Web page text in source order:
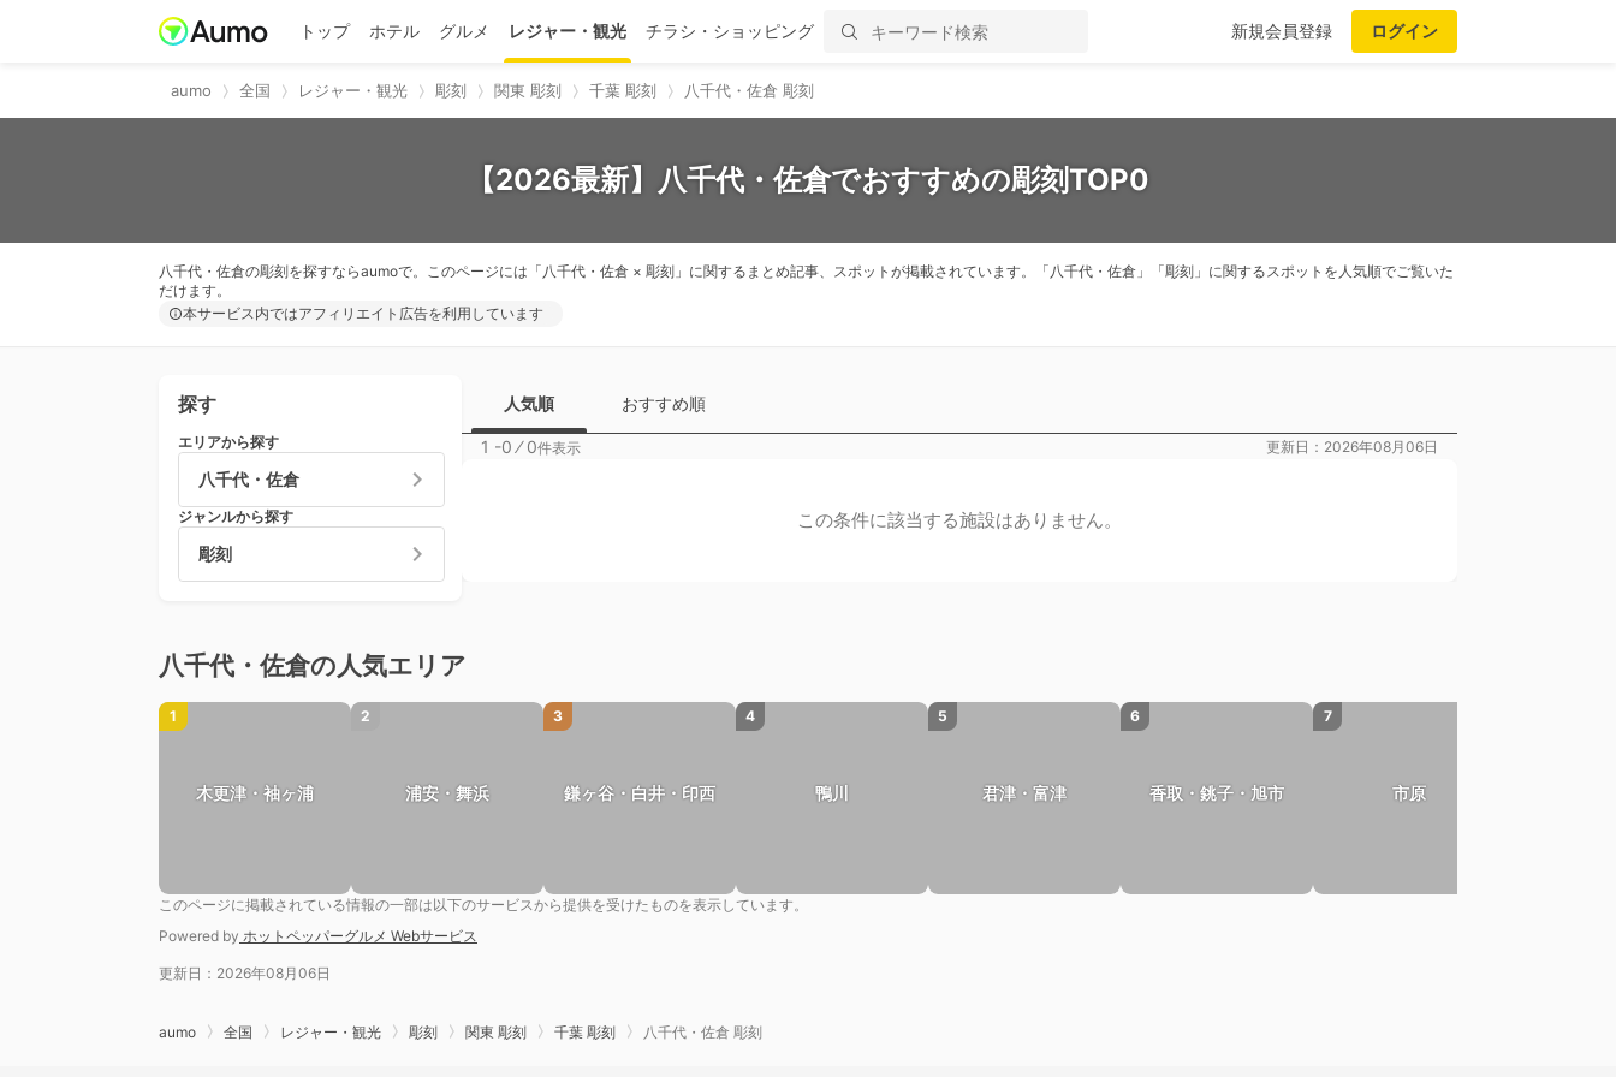
トップ ホテル グルメ レジャー・観光 チラシ・ショッピング 新規会員登録 ログイン
aumo 全国 レジャー・観光 彫刻 関東 彫刻 千葉 彫刻 八千代・佐倉 彫刻
【2026最新】八千代・佐倉でおすすめの彫刻TOP0
八千代・佐倉の彫刻を探すならaumoで。このページには「八千代・佐倉 × 彫刻」に関するまとめ記事、スポットが掲載されています。「八千代・佐倉」「彫刻」に関するスポットを人気順でご覧いた
だけます。
本サービス内ではアフィリエイト広告を利用しています
探す
エリアから探す
八千代・佐倉
ジャンルから探す
彫刻
人気順 おすすめ順
1 -0 ⁄0件表示 更新日：2026年08月06日
この条件に該当する施設はありません。
八千代・佐倉の人気エリア
1
木更津・袖ヶ浦
2
浦安・舞浜
3
鎌ヶ谷・白井・印西
4
鴨川
5
君津・富津
6
香取・銚子・旭市
7
市原
このページに掲載されている情報の一部は以下のサービスから提供を受けたものを表示しています。
Powered by ホットペッパーグルメ Webサービス
更新日：2026年08月06日
aumo 全国 レジャー・観光 彫刻 関東 彫刻 千葉 彫刻 八千代・佐倉 彫刻